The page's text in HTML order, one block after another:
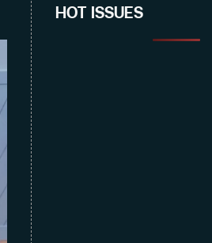
HOT ISSUES